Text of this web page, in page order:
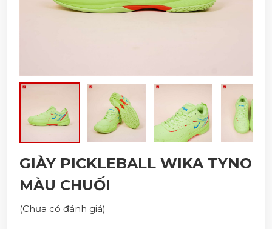
GIÀY PICKLEBALL WIKA TYNO
MÀU CHUỐI
(Chưa có đánh giá)